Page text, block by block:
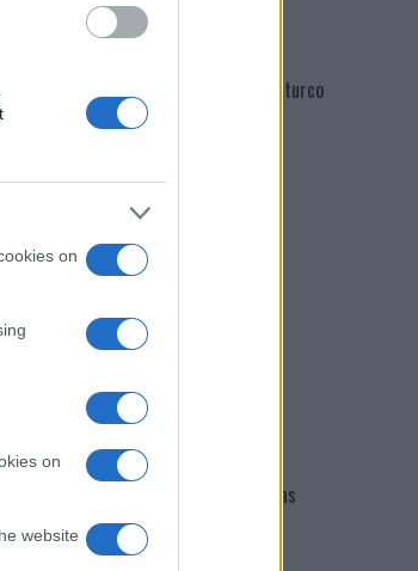
on
on
website
Martina Agostina Diturco
I nostri cari
I nostri cari
Giovannimaria Cabras